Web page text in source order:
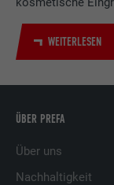
WEITERLESEN
ÜBER PREFA
Über uns
Nachhaltigkeit
Zweck
Laufzeit